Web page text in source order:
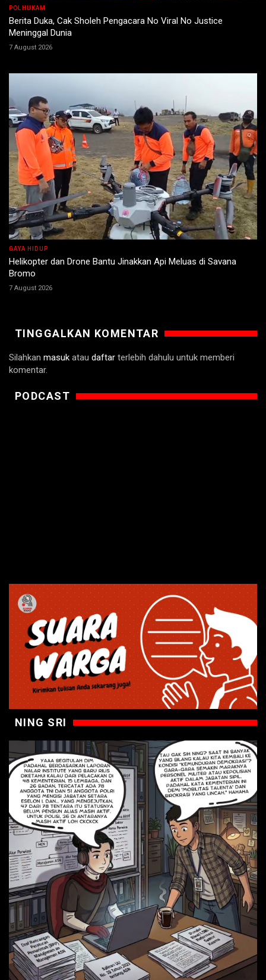
POLHUKAM
Berita Duka, Cak Sholeh Pengacara No Viral No Justice
Meninggal Dunia
7 August 2026
GAYA HIDUP
Helikopter dan Drone Bantu Jinakkan Api Meluas di Savana
Bromo
7 August 2026
TINGGALKAN KOMENTAR
Silahkan masuk atau daftar terlebih dahulu untuk memberi
komentar.
PODCAST
NING SRI